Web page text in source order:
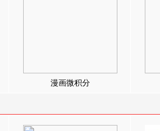
漫画微积分